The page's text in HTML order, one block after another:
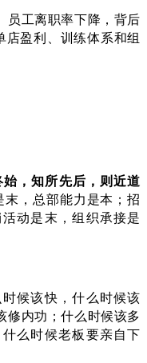
员工离职率下降，背后
店盈利、训练体系和组
，知所先后，则近道
，总部能力是本；招
动是末，组织承接是
候该快，什么时候该
修内功；什么时候该多
么时候老板要亲自下